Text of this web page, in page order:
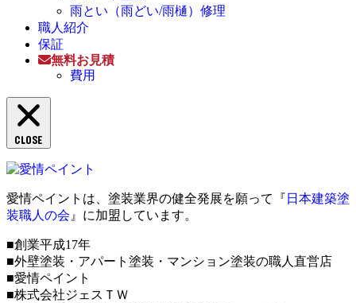
雨とい（雨どい/雨樋）修理
職人紹介
保証
無料お見積
費用
CLOSE
愛情ペイントは、塗装業界の健全発展を願って『 日本建築塗
装職人の会 』に加盟しています。
■創業平成17年
■外壁塗装・アパート塗装・マンション塗装の職人直営店
■愛情ペイント
■株式会社ジェスＴＷ